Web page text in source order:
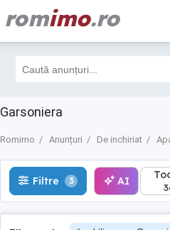
romimo.ro
Garsoniera
Romimo Anunțuri De inchiriat
Filtre 3 AI
Filtre 3 AI